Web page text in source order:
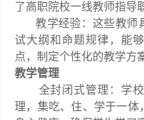
了高职院校一线教师指导
教学经验：这些教师
试大纲和命题规律，能
点，制定个性化的教学方
教学管理
全封闭式管理：学校
理，集吃、住、学于一体